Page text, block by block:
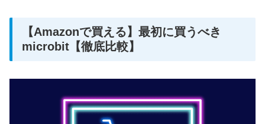
【Amazonで買える】最初に買うべき
microbit【徹底比較】